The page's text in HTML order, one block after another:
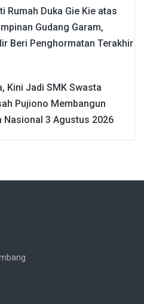
Rumah Duka Gie Kie atas
Gudang Garam,
Beri Penghormatan Terakhir
Kini Jadi SMK Swasta
Pujiono Membangun
Nasional 3 Agustus 2026